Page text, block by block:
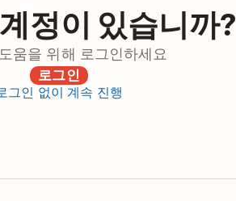
정이 있습니까?
움을 위해 로그인하세요
로그인
그인 없이 계속 진행